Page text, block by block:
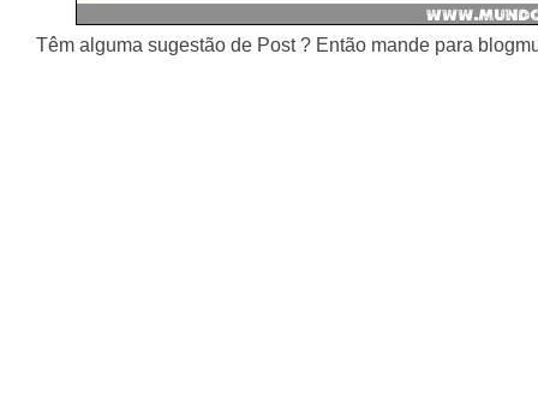
Têm alguma sugestão de Post ? Então mande para